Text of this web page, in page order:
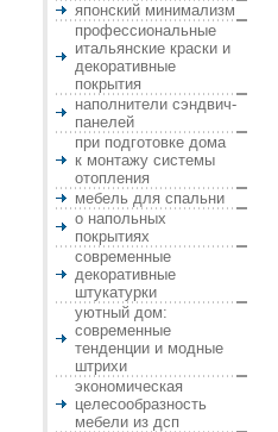
японский минимализм
профессиональные
итальянские краски и
декоративные
покрытия
наполнители сэндвич-
панелей
при подготовке дома
к монтажу системы
отопления
мебель для спальни
о напольных
покрытиях
современные
декоративные
штукатурки
уютный дом:
современные
тенденции и модные
штрихи
экономическая
целесообразность
мебели из дсп